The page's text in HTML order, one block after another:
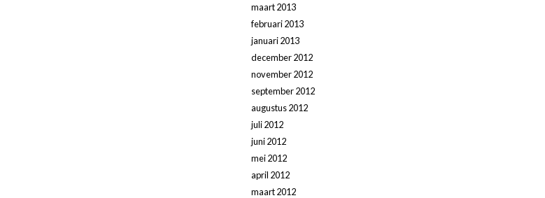
maart 2013
februari 2013
januari 2013
december 2012
november 2012
september 2012
augustus 2012
juli 2012
juni 2012
mei 2012
april 2012
maart 2012